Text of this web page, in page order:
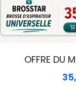
OFFRE DU